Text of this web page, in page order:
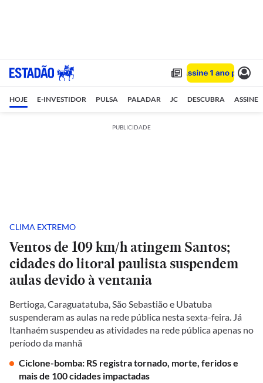
HOJE E-INVESTIDOR PULSA PALADAR JC DESCUBRA ASSINE
PUBLICIDADE
CLIMA EXTREMO
Ventos de 109 km/h atingem Santos;
cidades do litoral paulista suspendem
aulas devido à ventania
Bertioga, Caraguatatuba, São Sebastião e Ubatuba
suspenderam as aulas na rede pública nesta sexta-feira. Já
Itanhaém suspendeu as atividades na rede pública apenas no
período da manhã
Ciclone-bomba: RS registra tornado, morte, feridos e
mais de 100 cidades impactadas